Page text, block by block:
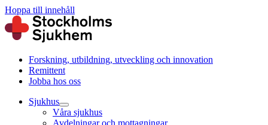
Hoppa till innehåll
Forskning, utbildning, utveckling och innovation
Remittent
Jobba hos oss
Sjukhus
Våra sjukhus
Avdelningar och mottagningar